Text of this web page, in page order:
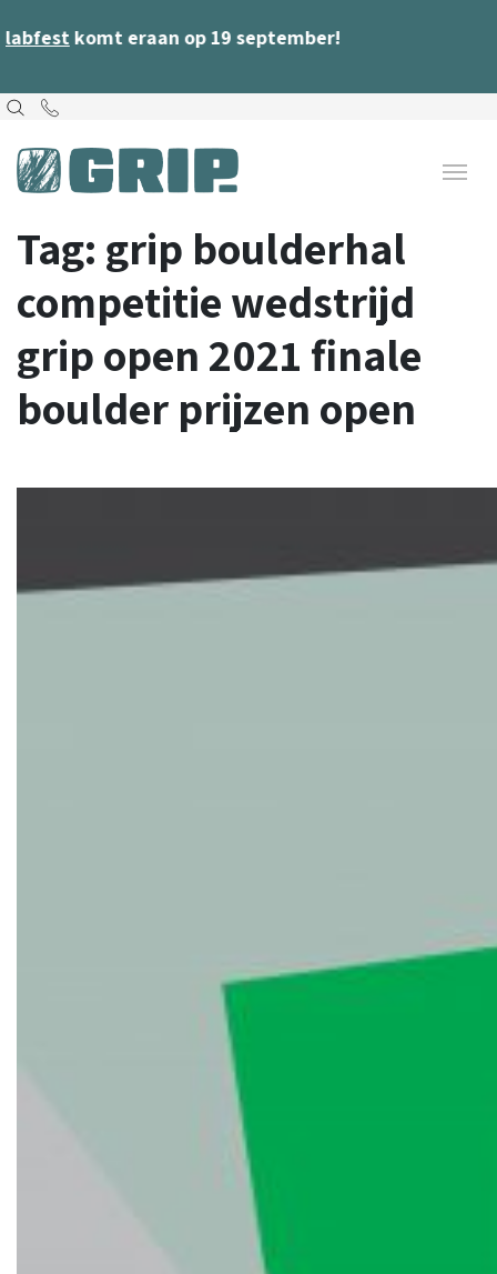
eraan op 19 september!
Tag: grip boulderhal
competitie wedstrijd
grip open 2021 finale
boulder prijzen open